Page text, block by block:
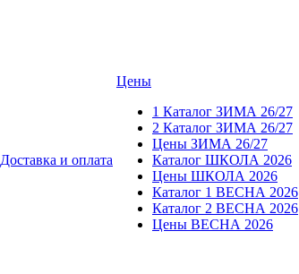
Доставка и оплата
Цены
1 Каталог ЗИМА 26/27
2 Каталог ЗИМА 26/27
Цены ЗИМА 26/27
Каталог ШКОЛА 2026
Цены ШКОЛА 2026
Каталог 1 ВЕСНА 2026
Каталог 2 ВЕСНА 2026
Цены ВЕСНА 2026